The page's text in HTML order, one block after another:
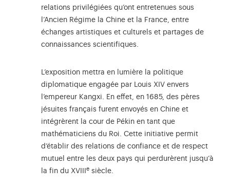
relations privilégiées qu’ont entretenues sous
l’Ancien Régime la Chine et la France, entre
échanges artistiques et culturels et partages de
connaissances scientifiques.
L’exposition mettra en lumière la politique
diplomatique engagée par Louis XIV envers
l’empereur Kangxi. En effet, en 1685, des pères
jésuites français furent envoyés en Chine et
intégrèrent la cour de Pékin en tant que
mathématiciens du Roi. Cette initiative permit
d’établir des relations de confiance et de respect
mutuel entre les deux pays qui perdurèrent jusqu’à
la fin du XVIII
e siècle.